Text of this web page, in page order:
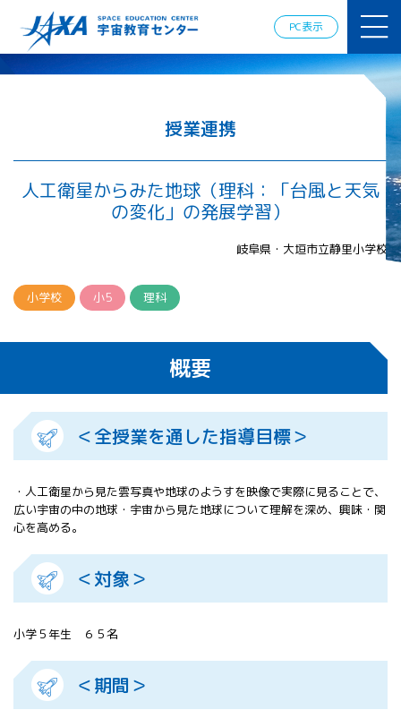
PC表示
ミー
ロスペース
情報の発
信
宇宙を活用
した教育実
践例
体験的学
習機会の
提供（国
地域宇宙機
関会議）宇
宙教育 for
All 分科会
APRSAF宇宙
会合
APRSAFポス
スト
ム
授業連携
人工衛星からみた地球（理科：「台風と天気
の変化」の発展学習）
岐阜県・大垣市立静里小学校
小学校 小5 理科
概要
＜全授業を通した指導目標＞
・人工衛星から見た雲写真や地球のようすを映像で実際に見ることで、
広い宇宙の中の地球・宇宙から見た地球について理解を深め、興味・関
心を高める。
＜対象＞
小学５年生 ６５名
＜期間＞